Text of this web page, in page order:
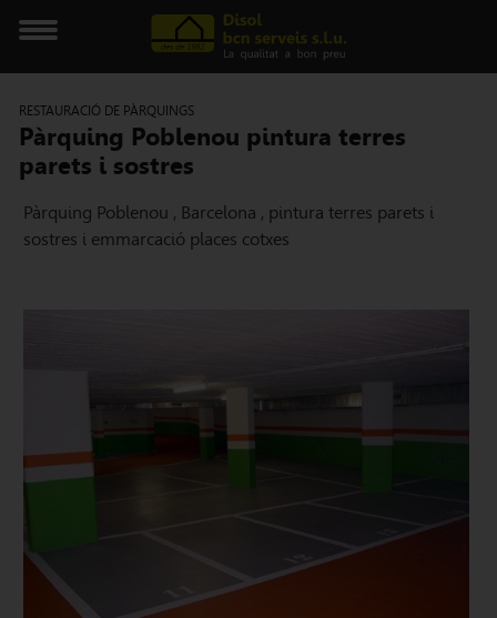
RESTAURACIÓ DE PÀRQUINGS
Pàrquing Poblenou pintura terres
parets i sostres
Pàrquing Poblenou , Barcelona , pintura terres parets i
sostres i emmarcació places cotxes